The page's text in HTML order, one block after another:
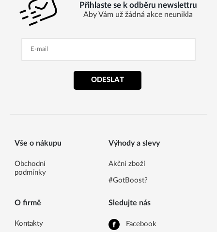
Přihlaste se k odběru newslettru
Aby Vám už žádná akce neunikla
ODESLAT
Vše o nákupu
Obchodní
podmínky
Výhody a slevy
Akční zboží
#GotBoost?
O firmě
Kontakty
Sledujte nás
Facebook